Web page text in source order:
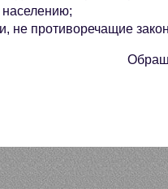
населению;
не противоречащие